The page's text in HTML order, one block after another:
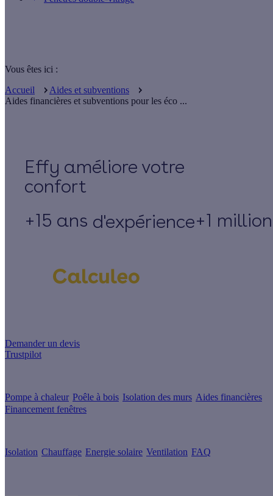
Vous êtes ici :
Accueil
Aides et subventions
Aides financières et subventions pour les éco ...
Effy
+15 ans d'expérience+1
Demander un devis
Trustpilot
Pompe à chaleur Poêle à bois Isolation des murs Aides financières
Financement fenêtres
Isolation Chauffage Energie solaire Ventilation FAQ